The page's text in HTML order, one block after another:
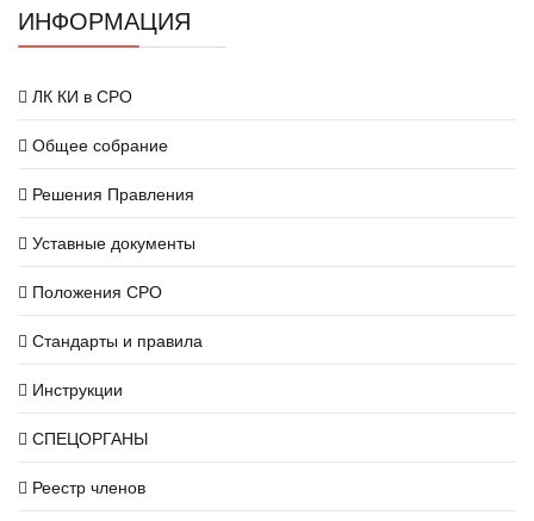
ИНФОРМАЦИЯ
ЛК КИ в СРО
Общее собрание
Решения Правления
Уставные документы
Положения СРО
Стандарты и правила
Инструкции
СПЕЦОРГАНЫ
Реестр членов